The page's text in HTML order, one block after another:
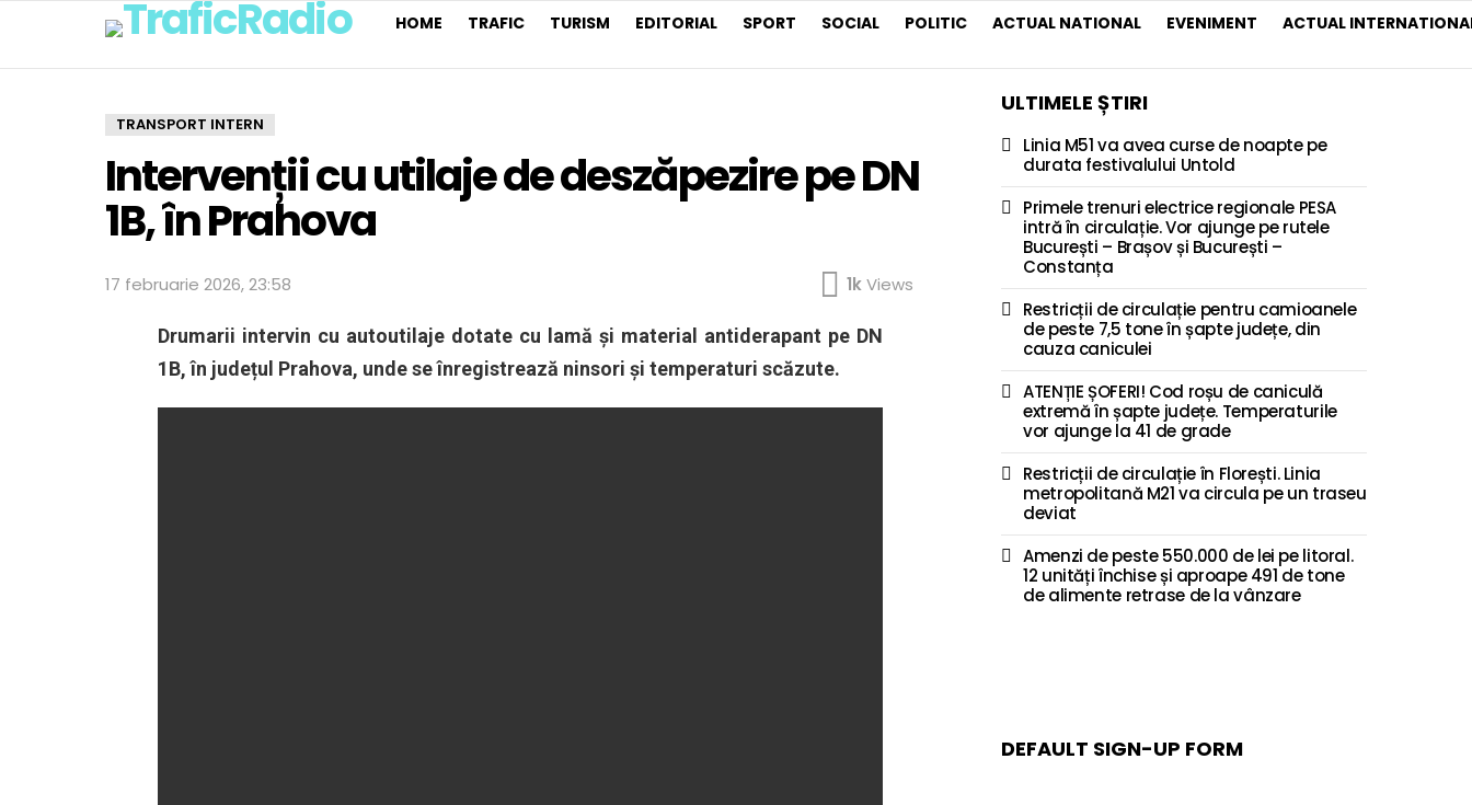
HOME TRAFIC TURISM EDITORIAL SPORT SOCIAL POLITIC ACTUAL NATIONAL EVENIMENT ACTUAL
TRANSPORT INTERN
Intervenții cu utilaje de deszăpezire pe DN
1B, în Prahova
17 februarie 2026, 23:58 1kViews
Drumarii intervin cu autoutilaje dotate cu lamă și material antiderapant pe DN
1B, în județul Prahova, unde se înregistrează ninsori și temperaturi scăzute.
ULTIMELE ȘTIRI
Linia M51 va avea curse de noapte pe
durata festivalului Untold
Primele trenuri electrice regionale PESA
intră în circulație. Vor ajunge pe rutele
București – Brașov și București –
Constanța
Restricții de circulație pentru camioanele
de peste 7,5 tone în șapte județe, din
cauza caniculei
ATENȚIE ȘOFERI! Cod roșu de caniculă
extremă în șapte județe. Temperaturile
vor ajunge la 41 de grade
Restricții de circulație în Florești. Linia
metropolitană M21 va circula pe un traseu
deviat
Amenzi de peste 550.000 de lei pe litoral.
12 unități închise și aproape 491 de tone
de alimente retrase de la vânzare
DEFAULT SIGN-UP FORM